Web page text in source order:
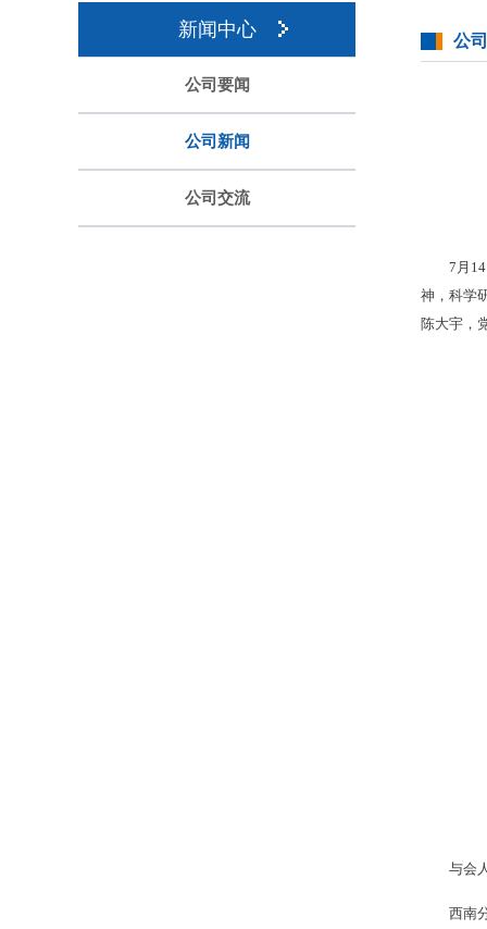
新闻中心
公司要闻
公司新闻
公司交流
公
7月
神，科学
陈大宇，
与会
西南